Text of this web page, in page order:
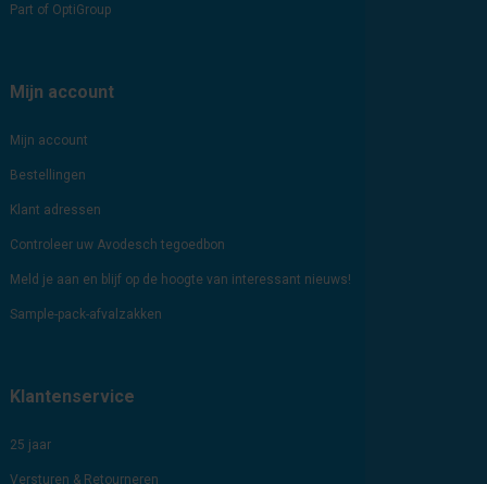
Part of OptiGroup
Mijn account
Mijn account
Bestellingen
Klant adressen
Controleer uw Avodesch tegoedbon
Meld je aan en blijf op de hoogte van interessant nieuws!
Sample-pack-afvalzakken
Klantenservice
25 jaar
Versturen & Retourneren